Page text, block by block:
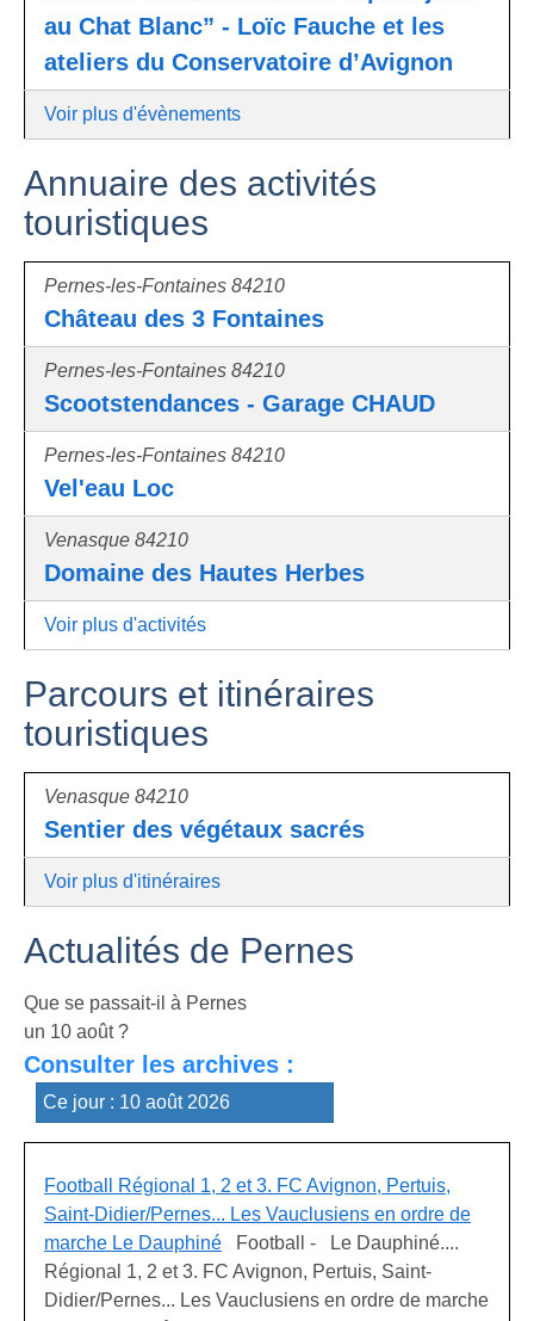
au Chat Blanc” - Loïc Fauche et les
ateliers du Conservatoire d’Avignon
Voir plus d'évènements
Annuaire des activités
touristiques
Pernes-les-Fontaines 84210
Château des 3 Fontaines
Pernes-les-Fontaines 84210
Scootstendances - Garage CHAUD
Pernes-les-Fontaines 84210
Vel'eau Loc
Venasque 84210
Domaine des Hautes Herbes
Voir plus d'activités
Parcours et itinéraires
touristiques
Venasque 84210
Sentier des végétaux sacrés
Voir plus d'itinéraires
Actualités de Pernes
Que se passait-il à Pernes
un 10 août ?
Consulter les archives :
Football Régional 1, 2 et 3. FC Avignon, Pertuis,
Saint-Didier/Pernes... Les Vauclusiens en ordre de
marche Le Dauphiné Football - Le Dauphiné....
Régional 1, 2 et 3. FC Avignon, Pertuis, Saint-
Didier/Pernes... Les Vauclusiens en ordre de marche